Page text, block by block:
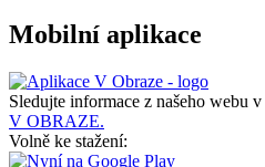
Mobilní aplikace
Sledujte informace z našeho webu v
V OBRAZE.
Volně ke stažení: